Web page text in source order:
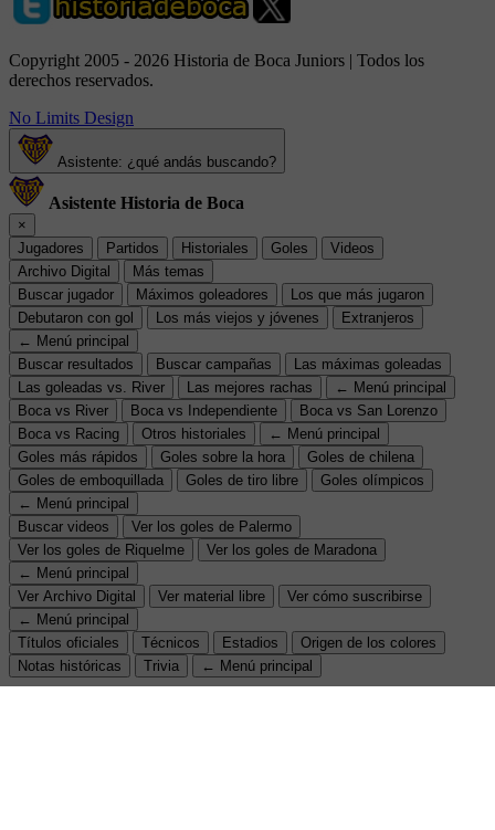
Copyright 2005 - 2026 Historia de Boca Juniors | Todos los
derechos reservados.
No Limits Design
Asistente: ¿qué andás buscando?
Asistente Historia de Boca
×
Jugadores
Partidos Historiales Goles
Videos
Archivo Digital
Más temas
Buscar jugador
Máximos goleadores
Los que más jugaron
Debutaron con gol
Los más viejos y jóvenes
Extranjeros
← Menú principal
Buscar resultados
Buscar campañas
Las máximas goleadas
Las goleadas vs. River
Las mejores rachas
← Menú principal
Boca vs River
Boca vs Independiente
Boca vs San Lorenzo
Boca vs Racing
Otros historiales
← Menú principal
Goles más rápidos
Goles sobre la hora
Goles de chilena
Goles de emboquillada
Goles de tiro libre
Goles olímpicos
← Menú principal
Buscar videos
Ver los goles de Palermo
Ver los goles de Riquelme
Ver los goles de Maradona
← Menú principal
Ver Archivo Digital
Ver material libre
Ver cómo suscribirse
← Menú principal
Títulos oficiales
Técnicos Estadios
Origen de los colores
Notas históricas
Trivia ← Menú principal